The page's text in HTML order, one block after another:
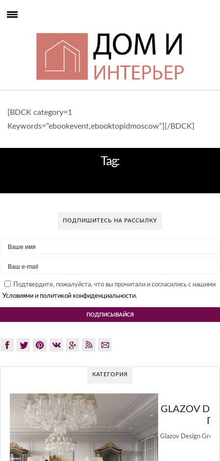
[BDCK category=1
Keywords=”ebookevent,ebooktopidmoscow”][/BDCK]
Tag:
ПОДПИШИТЕСЬ НА РАССЫЛКУ
Подтвердите, пожалуйста, что вы прочитали и согласились с нашими
Условиями и политикой конфиденциальности.
КАТЕГОРИЯ